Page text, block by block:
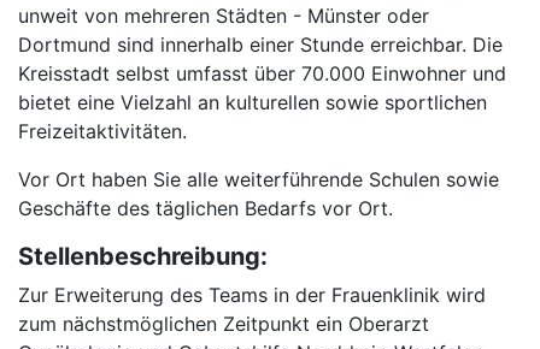
unweit von mehreren Städten - Münster oder
Dortmund sind innerhalb einer Stunde erreichbar. Die
Kreisstadt selbst umfasst über 70.000 Einwohner und
bietet eine Vielzahl an kulturellen sowie sportlichen
Freizeitaktivitäten.
Vor Ort haben Sie alle weiterführende Schulen sowie
Geschäfte des täglichen Bedarfs vor Ort.
Stellenbeschreibung:
Zur Erweiterung des Teams in der Frauenklinik wird
zum nächstmöglichen Zeitpunkt ein Oberarzt